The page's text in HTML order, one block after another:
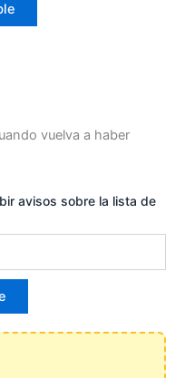
vuelva a haber
avisos sobre la lista de